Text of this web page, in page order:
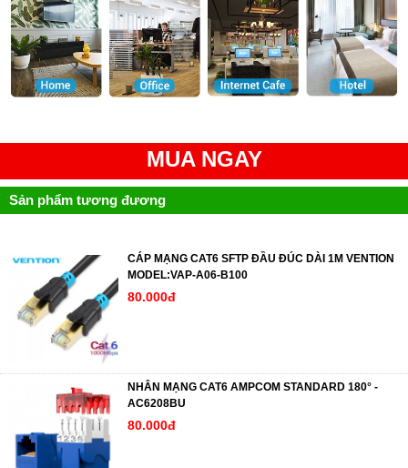
MUA NGAY
Sản phẩm tương đương
CÁP MẠNG CAT6 SFTP ĐẦU ĐÚC DÀI 1M VENTION
MODEL:VAP-A06-B100
80.000đ
NHÂN MẠNG CAT6 AMPCOM STANDARD 180° -
AC6208BU
80.000đ